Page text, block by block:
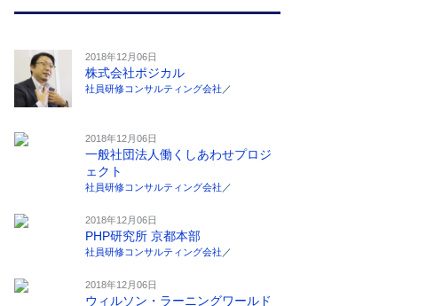
2018年12月06日
株式会社ポジカル
社員研修コンサルティング会社 ／
2018年12月06日
一般社団法人働くしあわせプロジ
ェクト
社員研修コンサルティング会社 ／
2018年12月06日
PHP研究所 京都本部
社員研修コンサルティング会社 ／
2018年12月06日
ウィルソン・ラーニングワールド